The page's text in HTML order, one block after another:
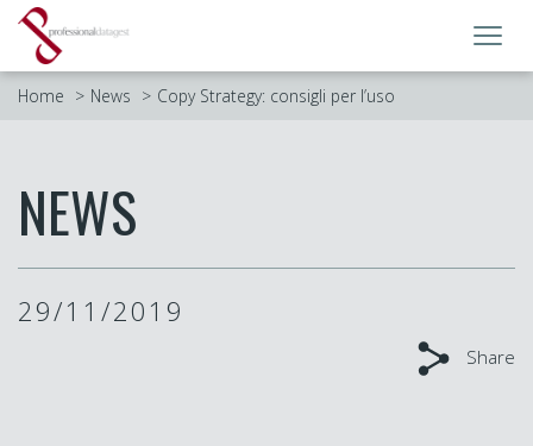
Home News Copy Strategy: consigli per l’uso
NEWS
29/11/2019
Share